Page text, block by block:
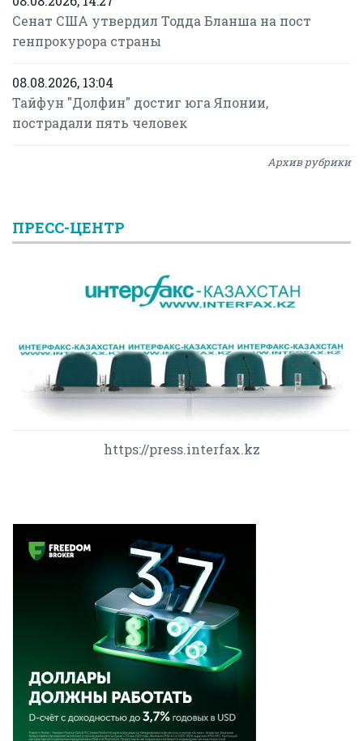
Сенат США утвердил Тодда Бланша на пост
генпрокурора страны
08.08.2026, 13:04
Тайфун "Долфин" достиг юга Японии,
пострадали пять человек
Архив рубрики
ПРЕСС-ЦЕНТР
https://press.interfax.kz